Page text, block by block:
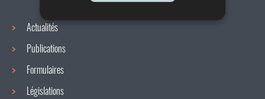
Actualités
Publications
Formulaires
Législations